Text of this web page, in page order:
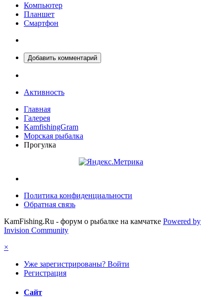
Компьютер
Планшет
Смартфон
Добавить комментарий
Активность
Главная
Галерея
KamfishingGram
Морская рыбалка
Прогулка
Политика конфиденциальности
Обратная связь
KamFishing.Ru - форум о рыбалке на камчатке Powered by
Invision Community
×
Уже зарегистрированы? Войти
Регистрация
Сайт